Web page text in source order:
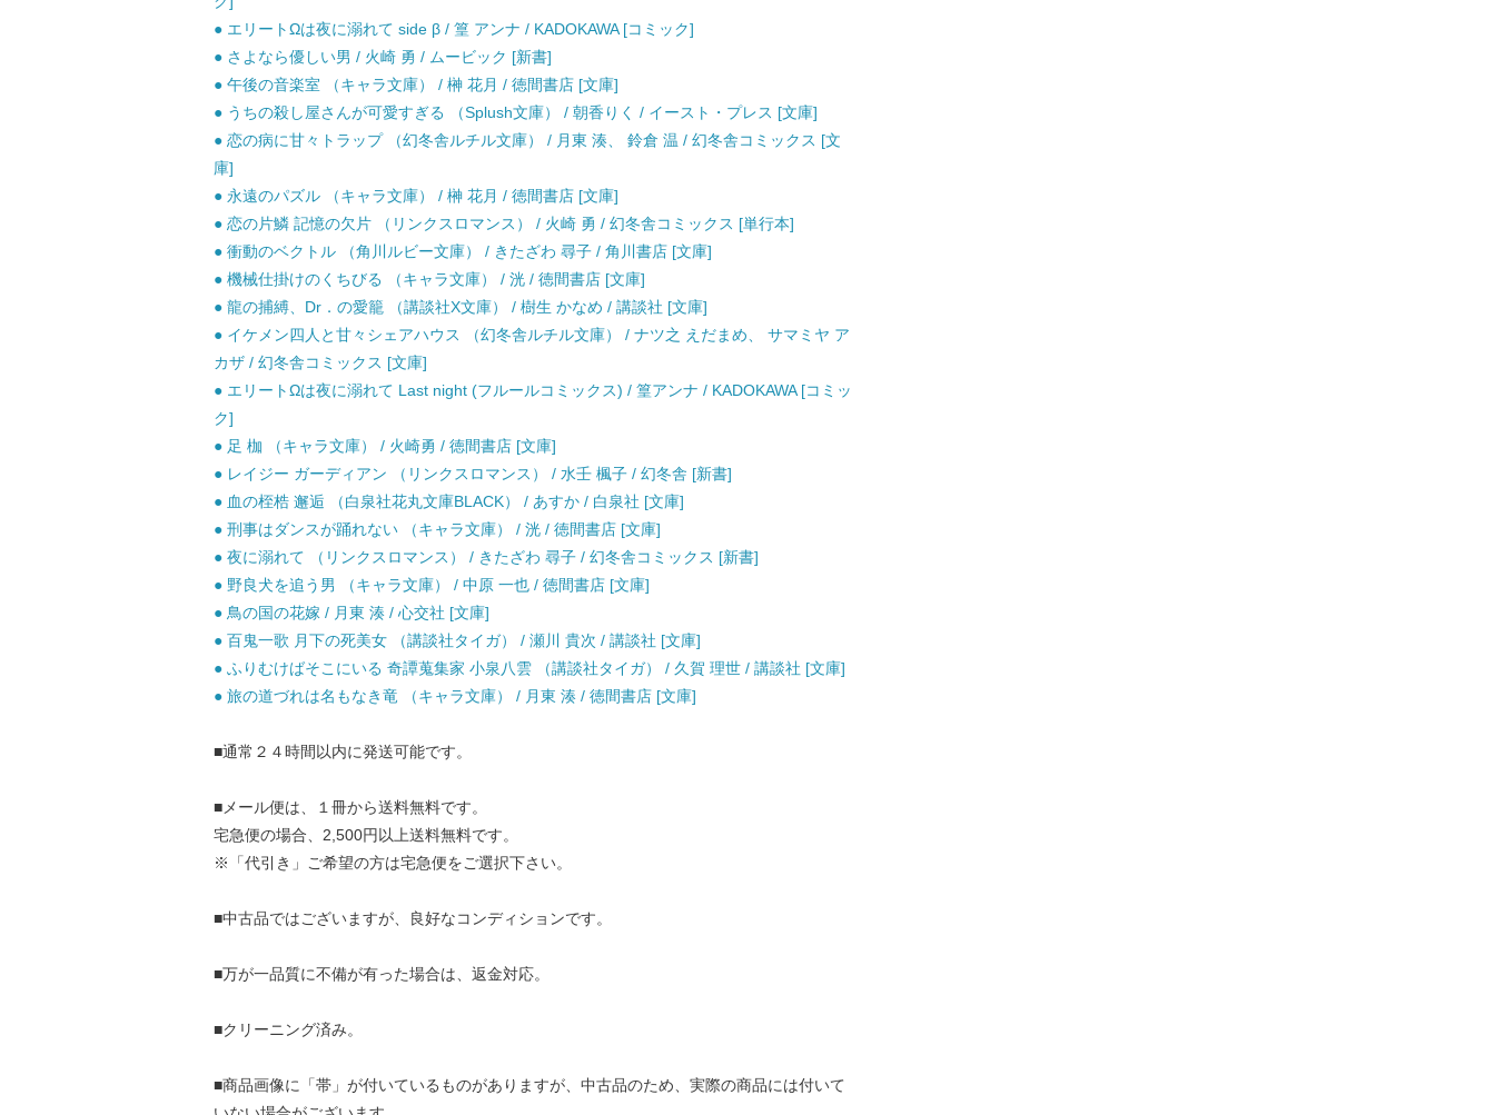
● エリートΩは夜に溺れて side β / 篁 アンナ / KADOKAWA [コミック]
● さよなら優しい男 / 火崎 勇 / ムービック [新書]
● 午後の音楽室 （キャラ文庫） / 榊 花月 / 徳間書店 [文庫]
● うちの殺し屋さんが可愛すぎる （Splush文庫） / 朝香りく / イースト・プレス [文庫]
● 恋の病に甘々トラップ （幻冬舎ルチル文庫） / 月東 湊、 鈴倉 温 / 幻冬舎コミックス [文
庫]
● 永遠のパズル （キャラ文庫） / 榊 花月 / 徳間書店 [文庫]
● 恋の片鱗 記憶の欠片 （リンクスロマンス） / 火崎 勇 / 幻冬舎コミックス [単行本]
● 衝動のベクトル （角川ルビー文庫） / きたざわ 尋子 / 角川書店 [文庫]
● 機械仕掛けのくちびる （キャラ文庫） / 洸 / 徳間書店 [文庫]
● 龍の捕縛、Dr．の愛籠 （講談社X文庫） / 樹生 かなめ / 講談社 [文庫]
● イケメン四人と甘々シェアハウス （幻冬舎ルチル文庫） / ナツ之 えだまめ、 サマミヤ ア
カザ / 幻冬舎コミックス [文庫]
● エリートΩは夜に溺れて Last night (フルールコミックス) / 篁アンナ / KADOKAWA [コミッ
ク]
● 足 枷 （キャラ文庫） / 火崎勇 / 徳間書店 [文庫]
● レイジー ガーディアン （リンクスロマンス） / 水壬 楓子 / 幻冬舎 [新書]
● 血の桎梏 邂逅 （白泉社花丸文庫BLACK） / あすか / 白泉社 [文庫]
● 刑事はダンスが踊れない （キャラ文庫） / 洸 / 徳間書店 [文庫]
● 夜に溺れて （リンクスロマンス） / きたざわ 尋子 / 幻冬舎コミックス [新書]
● 野良犬を追う男 （キャラ文庫） / 中原 一也 / 徳間書店 [文庫]
● 鳥の国の花嫁 / 月東 湊 / 心交社 [文庫]
● 百鬼一歌 月下の死美女 （講談社タイガ） / 瀬川 貴次 / 講談社 [文庫]
● ふりむけばそこにいる 奇譚蒐集家 小泉八雲 （講談社タイガ） / 久賀 理世 / 講談社 [文庫]
● 旅の道づれは名もなき竜 （キャラ文庫） / 月東 湊 / 徳間書店 [文庫]
■通常２４時間以内に発送可能です。
■メール便は、１冊から送料無料です。
宅急便の場合、2,500円以上送料無料です。
※「代引き」ご希望の方は宅急便をご選択下さい。
■中古品ではございますが、良好なコンディションです。
■万が一品質に不備が有った場合は、返金対応。
■クリーニング済み。
■商品画像に「帯」が付いているものがありますが、中古品のため、実際の商品には付いて